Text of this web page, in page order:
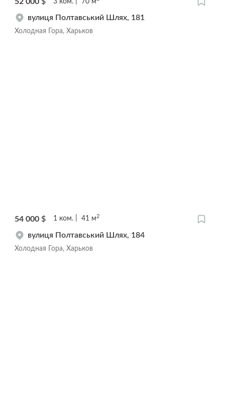
вулиця Полтавський Шлях, 181
Холодная Гора, Харьков
54 000 $ 1 ком. 41 м 2
вулиця Полтавський Шлях, 184
Холодная Гора, Харьков